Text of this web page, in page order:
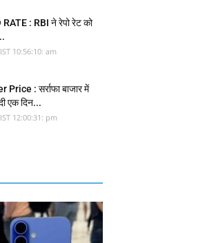
: RBI ने रेपो रेट को
10:56:10: am
: सर्राफा बाजार में
एक दिन...
12:00:31: pm